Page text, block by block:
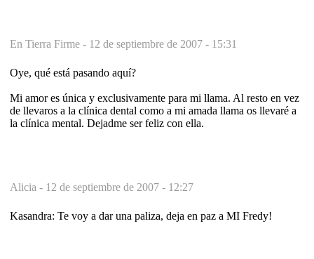
En Tierra Firme - 12 de septiembre de 2007 - 15:31
Oye, qué está pasando aquí?
Mi amor es única y exclusivamente para mi llama. Al resto en vez
de llevaros a la clínica dental como a mi amada llama os llevaré a
la clínica mental. Dejadme ser feliz con ella.
Alicia - 12 de septiembre de 2007 - 12:27
Kasandra: Te voy a dar una paliza, deja en paz a MI Fredy!